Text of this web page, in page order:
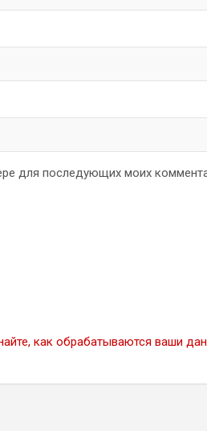
для последующих моих
как обрабатываются ваши